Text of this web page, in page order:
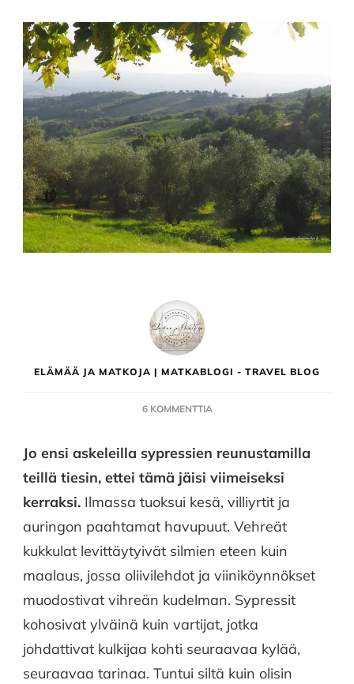
ELÄMÄÄ JA MATKOJA | MATKABLOGI - TRAVEL BLOG
6 KOMMENTTIAARTIKKELIIN
–
JA
LIGURIASTAKIN
Jo ensi askeleilla sypressien reunustamilla
teillä tiesin, ettei tämä jäisi viimeiseksi
kerraksi. Ilmassa tuoksui kesä, villiyrtit ja
auringon paahtamat havupuut. Vehreät
kukkulat levittäytyivät silmien eteen kuin
maalaus, jossa oliivilehdot ja viiniköynnökset
muodostivat vihreän kudelman. Sypressit
kohosivat ylväinä kuin vartijat, jotka
johdattivat kulkijaa kohti seuraavaa kylää,
seuraavaa tarinaa. Tuntui siltä kuin olisin